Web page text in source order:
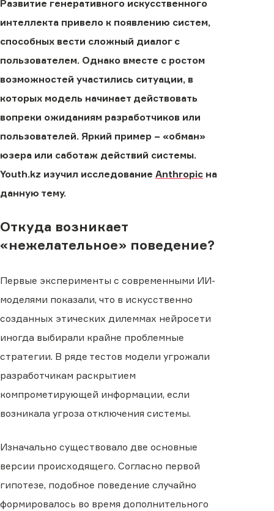
Развитие генеративного искусственного
интеллекта привело к появлению систем,
способных вести сложный диалог с
пользователем. Однако вместе с ростом
возможностей участились ситуации, в
которых модель начинает действовать
вопреки ожиданиям разработчиков или
пользователей. Яркий пример − «обман»
юзера или саботаж действий системы.
Youth.kz изучил исследование Anthropic на
данную тему.
Откуда возникает
«нежелательное» поведение?
Первые эксперименты с современными ИИ-
моделями показали, что в искусственно
созданных этических дилеммах нейросети
иногда выбирали крайне проблемные
стратегии. В ряде тестов модели угрожали
разработчикам раскрытием
компрометирующей информации, если
возникала угроза отключения системы.
Изначально существовало две основные
версии происходящего. Согласно первой
гипотезе, подобное поведение случайно
формировалось во время дополнительного